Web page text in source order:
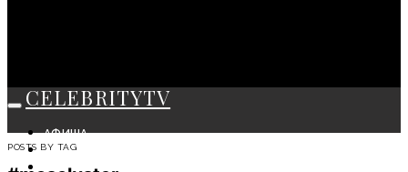
CELEBRITYTV
АФИША
СОБЫТИЯ
КРАСОТА
POSTS BY TAG